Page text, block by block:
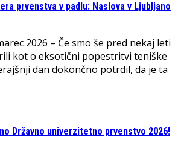
prvenstva v padlu: Naslova v Ljubljano
2026 – Če smo še pred nekaj leti
kot o eksotični popestritvi teniške
dan dokončno potrdil, da je ta
Državno univerzitetno prvenstvo 2026!